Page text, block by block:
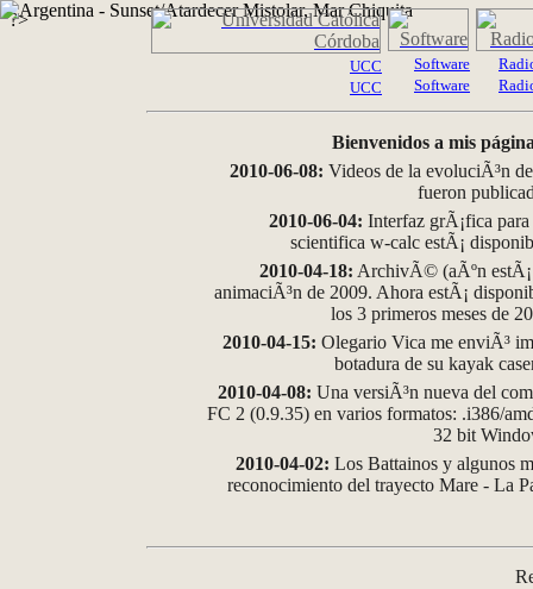
?>
UCC
UCC
Software
Software
Bienvenidos a mis
2010-06-08: Videos de la evoluciÃ³n
fueron
2010-06-04: Interfaz grÃ¡fica
scientifica w-calc estÃ¡
2010-04-18: ArchivÃ© (aÃºn
animaciÃ³n de 2009. Ahora estÃ¡
los 3 primeros meses de
2010-04-15: Olegario Vica me enviÃ³
botadura de su kayak
2010-04-08: Una versiÃ³n nueva del
FC 2 (0.9.35) en varios formatos: .i386/
32 bit
2010-04-02: Los Battainos y algunos
reconocimiento del trayecto Mare - La